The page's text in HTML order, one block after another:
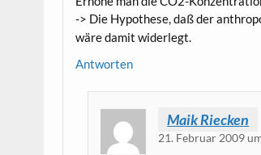
-> Die Hypo­the­se, daß der
wäre damit widerlegt.
Antworten
Maik Riecken
21. Februar 2009